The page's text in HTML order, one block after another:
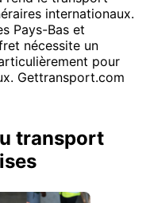
internationaux.
Pays-Bas et
nécessite un
pour
Gettransport.com
transport